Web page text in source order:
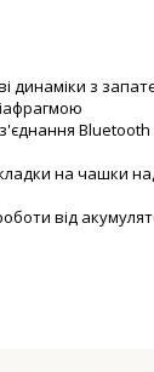
динаміки з
на чашки
від